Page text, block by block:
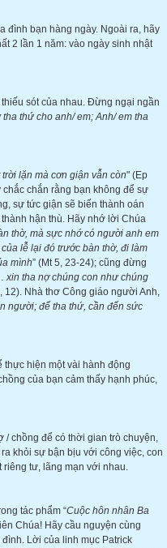
đình bạn hàng ngày. Ngoài ra, hãy
2 lần 1 năm: vào ngày sinh nhật
sót của nhau. Đừng ngại ngần
tha thứ cho anh/ em; Anh/ em tha
lặn mà cơn giận vẫn còn" (Ep
chắn rằng bạn không để sự
sự tức giận sẽ biến thành oán
hận thù. Hãy nhớ lời Chúa
thờ, mà sực nhớ có người anh em
lễ lại đó trước bàn thờ, đi làm
mình” (Mt 5, 23-24); cũng đừng
xin tha nợchúng con như chúng
12). Nhà thơ Công giáo người Anh,
người; để tha thứ, cần đến sức
thực hiện một vài hành động
của bạn cảm thấy hạnh phúc,
/ chồng để có thời gian trò chuyện,
khỏi sự bận bịu với công việc, con
tư, lãng mạn với nhau.
tác phẩm “Cuộc hôn nhân Ba
Chúa! Hãy cầu nguyện cùng
Lời của linh mục Patrick